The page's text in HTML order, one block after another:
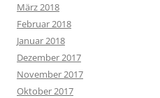
März 2018
Februar 2018
Januar 2018
Dezember 2017
November 2017
Oktober 2017